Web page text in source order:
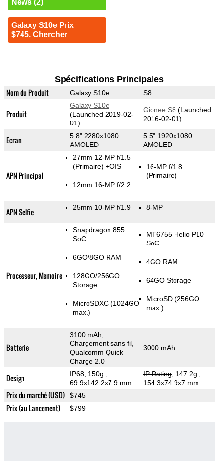
News (2)
Galaxy S10e Prix
$745. Chercher
Spécifications Principales
Nom du Produit Galaxy S10e S8
Produit
Galaxy S10e
(Launched 2019-02-
01)
Gionee S8 (Launched
2016-02-01)
Ecran
5.8" 2280x1080
AMOLED
5.5" 1920x1080
AMOLED
APN Principal
27mm 12-MP f/1.5
(Primaire) +OIS
12mm 16-MP f/2.2
16-MP f/1.8
(Primaire)
APN Selfie 25mm 10-MP f/1.9 8-MP
Processeur, Memoire
Snapdragon 855
SoC
6GO/8GO RAM
128GO/256GO
Storage
MicroSDXC (1024GO
max.)
MT6755 Helio P10
SoC
4GO RAM
64GO Storage
MicroSD (256GO
max.)
Batterie
3100 mAh,
Chargement sans fil,
Qualcomm Quick
Charge 2.0
3000 mAh
Design IP68, 150g
69.9x142.2x7.9 mm
IP Rating, 147.2g
154.3x74.9x7 mm
Prix du marché (USD) $745
Prix (au Lancement) $799